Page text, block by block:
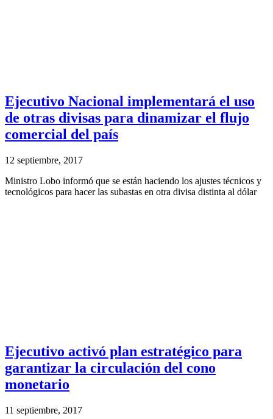
Ejecutivo Nacional implementará el uso
de otras divisas para dinamizar el flujo
comercial del país
12 septiembre, 2017
Ministro Lobo informó que se están haciendo los ajustes técnicos y
tecnológicos para hacer las subastas en otra divisa distinta al dólar
Ejecutivo activó plan estratégico para
garantizar la circulación del cono
monetario
11 septiembre, 2017